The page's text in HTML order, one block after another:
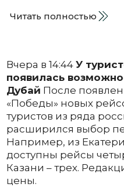
Читать полностью
Вчера в 14:44 У
появилась
Дубай После
«Победы» новых
туристов из ряда
расширился выбор
Например, из
доступны рейсы
Казани – трех.
цены.